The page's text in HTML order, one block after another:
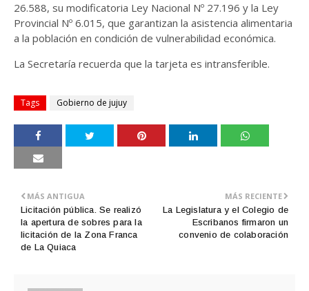
26.588, su modificatoria Ley Nacional Nº 27.196 y la Ley
Provincial Nº 6.015, que garantizan la asistencia alimentaria
a la población en condición de vulnerabilidad económica.
La Secretaría recuerda que la tarjeta es intransferible.
Tags Gobierno de jujuy
MÁS RECIENTE
La Legislatura y el Colegio de
Escribanos firmaron un
convenio de colaboración
MÁS ANTIGUA
Licitación pública. Se realizó
la apertura de sobres para la
licitación de la Zona Franca
de La Quiaca